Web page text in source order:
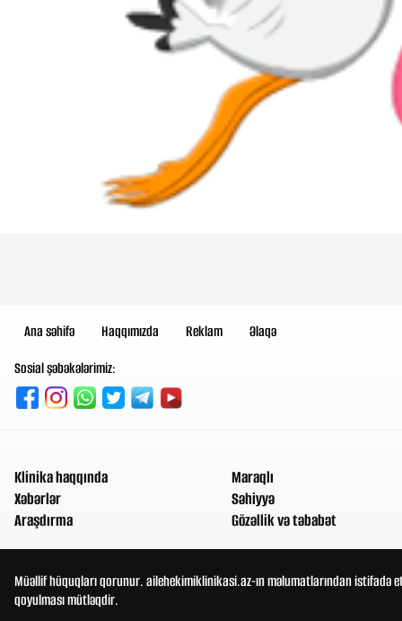
Ana səhifə Haqqımızda Reklam
Əlaqə
Sosial şəbəkələrimiz:
Klinika haqqında
Xəbərlər
Araşdırma
Maraqlı
Səhiyyə
Gözəllik və təbabət
Müəllif hüquqları qorunur. ailehekimiklinikasi.az-ın məlumatlarından
qoyulması mütləqdir.